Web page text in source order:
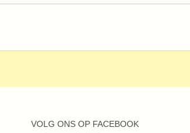
VOLG ONS OP FACEBOOK